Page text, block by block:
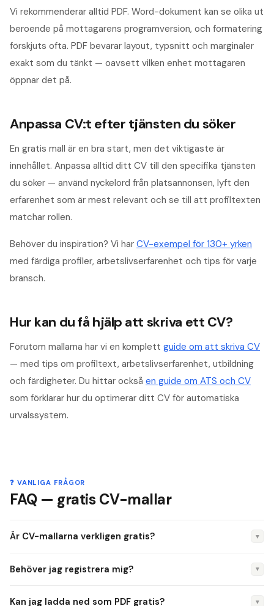
Vi rekommenderar alltid PDF. Word-dokument kan se olika ut
beroende på mottagarens programversion, och formatering
förskjuts ofta. PDF bevarar layout, typsnitt och marginaler
exakt som du tänkt — oavsett vilken enhet mottagaren
öppnar det på.
Anpassa CV:t efter tjänsten du söker
En gratis mall är en bra start, men det viktigaste är
innehållet. Anpassa alltid ditt CV till den specifika tjänsten
du söker — använd nyckelord från platsannonsen, lyft den
erfarenhet som är mest relevant och se till att profiltexten
matchar rollen.
Behöver du inspiration? Vi har CV-exempel för 130+ yrken
med färdiga profiler, arbetslivserfarenhet och tips för varje
bransch.
Hur kan du få hjälp att skriva ett CV?
Förutom mallarna har vi en komplett guide om att skriva CV
— med tips om profiltext, arbetslivserfarenhet, utbildning
och färdigheter. Du hittar också en guide om ATS och CV
som förklarar hur du optimerar ditt CV för automatiska
urvalssystem.
❓ VANLIGA FRÅGOR
FAQ — gratis CV-mallar
Är CV-mallarna verkligen gratis? ▼
helt gratis. Nedladdning som PDF kan vara gratis eller kräva
Behöver jag registrera mig? ▼
Kan jag ladda ned som PDF gratis? ▼